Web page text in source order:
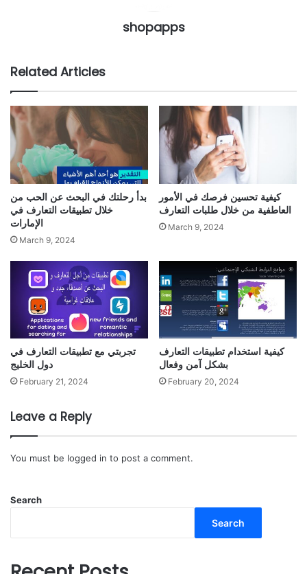
shopapps
Related Articles
بدأ رحلتك في البحث عن الحب من
خلال تطبيقات التعارف في
الإمارات
March 9, 2024
كيفية تحسين فرصك في الأمور
العاطفية من خلال طلبات التعارف
March 9, 2024
تجربتي مع تطبيقات التعارف في
دول الخليج
February 21, 2024
كيفية استخدام تطبيقات التعارف
بشكل آمن وفعال
February 20, 2024
Leave a Reply
You must be logged in to post a comment.
Search
Search